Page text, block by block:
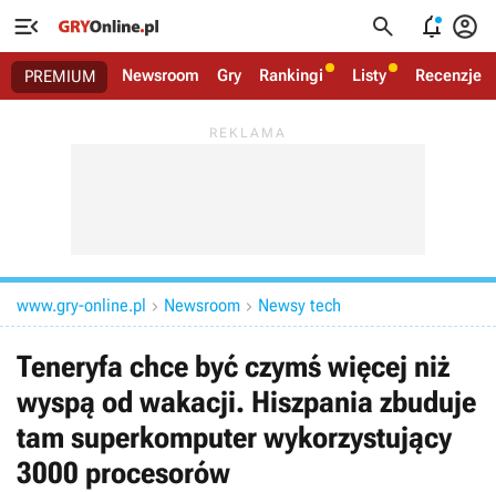
   
PREMIUM Newsroom Gry Rankingi Listy Recenzje
www.gry-online.pl  Newsroom  Newsy tech
Teneryfa chce być czymś więcej niż
wyspą od wakacji. Hiszpania zbuduje
tam superkomputer wykorzystujący
3000 procesorów